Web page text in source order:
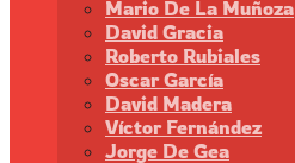
Mario De La Muñoza
David Gracia
Roberto Rubiales
Oscar García
David Madera
Víctor Fernández
Jorge De Gea